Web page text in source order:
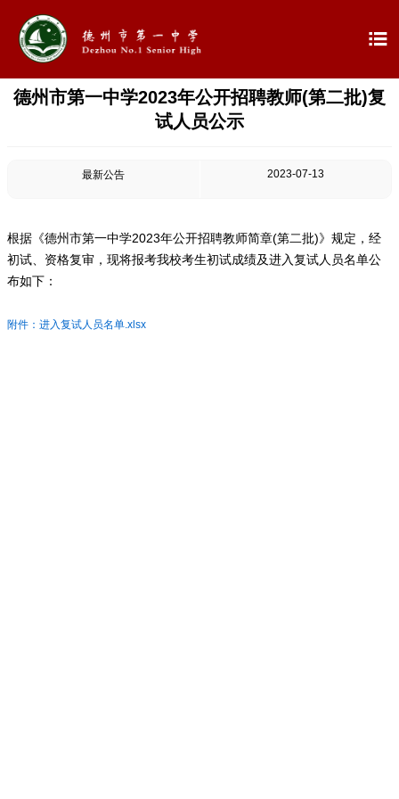

德州市第一中学2023年公开招聘教师(第二批)复
试人员公示
最新公告 2023-07-13
根据《德州市第一中学2023年公开招聘教师简章(第二批)》规定，经
初试、资格复审，现将报考我校考生初试成绩及进入复试人员名单公
布如下：
附件：进入复试人员名单.xlsx
 首页
 教学教研
 最新公告
 校园新闻